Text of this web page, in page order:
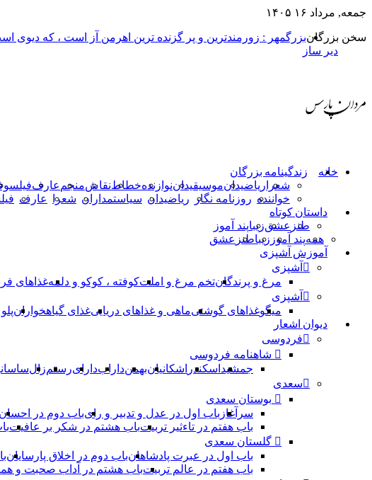
جمعه, مرداد ۱۶ ۱۴۰۵
سخن بزرگانبزرگمهر : زورمندترین و پر گزنده ترین اهرمن آز است ، که دیوی
دیر ساز
خانه زندگینامه بزرگان
شعرا ریاضیدانموسیقیداننوازندهخطاطنقاشمنجم عارف
خواننده روزنامه نگار ریاضیدان سیاستمداران شعرا عارف
داستان کوتاه
طنز عشقزیباپند آموز
همهپند آموز زیباطنز عشق
آموزش آشپزی
آشپزی
مرغ و پرندگانتخم مرغ و املتکوفته ، کوکو و دلمهغذاهای
آشپزی
میگوغذاهای گوشتیماهی و غذاهای دریاییغذای گیاهخواران
دیوان اشعار
فردوسی
شاهنامه فردوسی
جمشید اسکندر اشکانیانبهمندارابدارایرستمزال
سعدی
بوستان سعدی
سرآغاز باب اول در عدل و تدبیر و رایباب دوم در احسان
باب هفتم در تاءثیر تربیتباب هشتم در شکر بر عافیت
گلستان سعدی
باب اول در عبرت پادشاهانباب دوم در اخلاق پارسایان
باب هفتم در عالم تربیتباب هشتم در آداب صحبت و